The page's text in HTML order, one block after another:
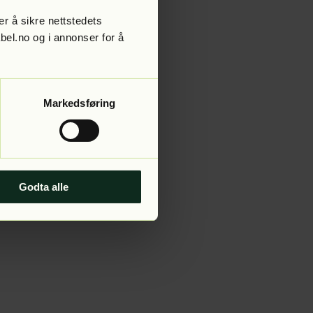
å sikre nettstedets
og i annonser for å
Markedsføring
Godta alle